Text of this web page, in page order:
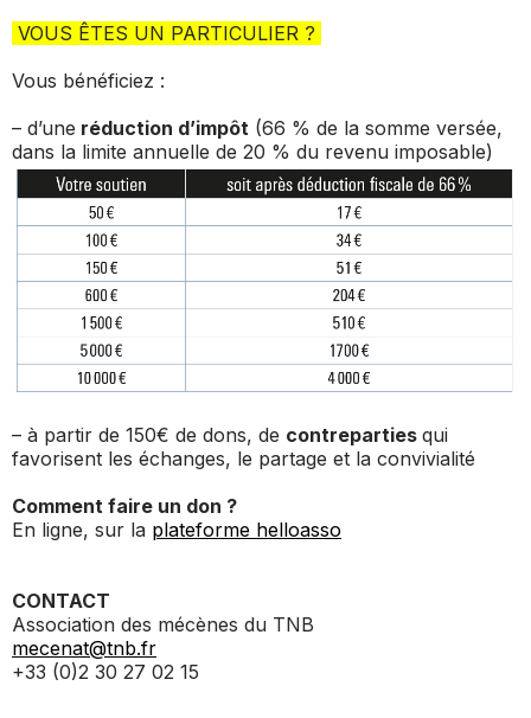
VOUS ÊTES UN PARTICULIER ?
Vous bénéficiez :
– d’une réduction d’impôt (66 % de la somme versée,
dans la limite annuelle de 20 % du revenu imposable)
– à partir de 150€ de dons, de contreparties qui
favorisent les échanges, le partage et la convivialité
Comment faire un don ?
En ligne, sur la plateforme helloasso
CONTACT
Association des mécènes du TNB
mecenat@tnb.fr
+33 (0)2 30 27 02 15